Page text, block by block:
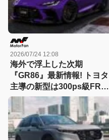
2026/07/24 12:08
海外で浮上した次期
『GR86』最新情報! トヨタ
主導の新型は300ps級FRス
ポーツに? 新直4ターボ採
用説も 【予想CG】